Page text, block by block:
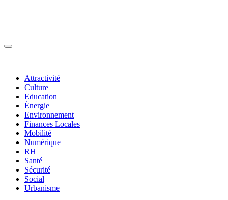
Attractivité
Culture
Education
Énergie
Environnement
Finances Locales
Mobilité
Numérique
RH
Santé
Sécurité
Social
Urbanisme